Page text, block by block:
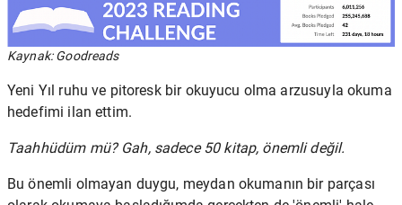
Kaynak: Goodreads
Yeni Yıl ruhu ve pitoresk bir okuyucu olma arzusuyla okuma
hedefimi ilan ettim.
Taahhüdüm mü? Gah, sadece 50 kitap, önemli değil.
Bu önemli olmayan duygu, meydan okumanın bir parçası